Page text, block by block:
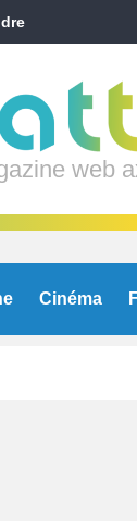
web
Cinéma